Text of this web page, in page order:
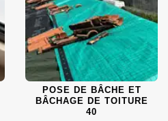
POSE DE BÂCHE ET
BÂCHAGE DE TOITURE
40